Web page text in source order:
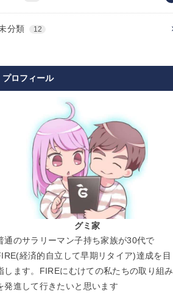
分類 12
プロフィール
グミ家
通のサラリーマン子持ち家族が30代で
経済的自立して早期リタイア)達成を目
します。FIREにむけての私たちの取り組み
発進して行きたいと思います